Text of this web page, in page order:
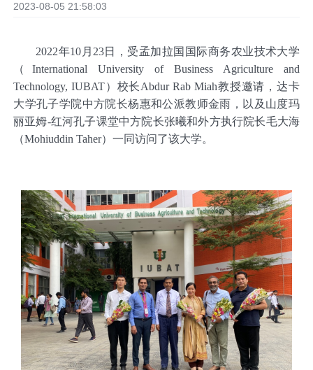
2023-08-05 21:58:03
2022年10 月 23日，受孟加拉国国际商务农业技术大学
（International University of Business Agriculture and
Technology, IUBAT）校长Abdur Rab Miah教授邀请，达卡
大学孔子学院中方院长杨惠和公派教师金雨，以及山度玛
丽亚姆-红河孔子课堂中方院长张曦和外方执行院长毛大海
（Mohiuddin Taher）一同访问了该大学。